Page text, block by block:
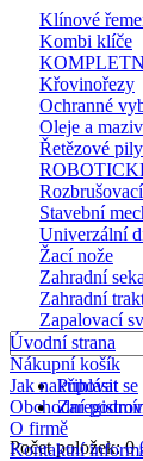
Klínové
Kombi klíče
Křovinořezy
Ochranné
Oleje a
Řetězové pily
Stavební
Univerzální
Žací nože
Zahradní
Zahradní
Zapalovací
Přihlásit se
Počet položek: 0
Úvodní strana
Nákupní košík
Jak nakupovat
Obchodní
O firmě
Kontaktní